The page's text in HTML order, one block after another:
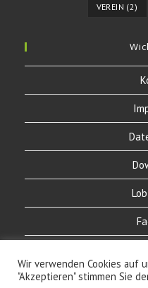
VEREIN (2)
Wir verwenden Cookies auf
"Akzeptieren" stimmen Sie